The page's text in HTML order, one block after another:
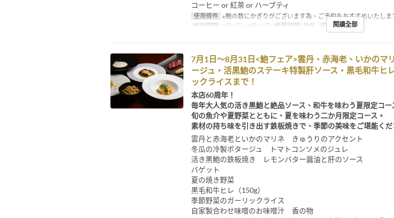
コーヒー or 紅茶 or ハーブティ
使用條件 ※鮑の数にかぎりがございます為、ご予約をおすすめいたしま
有效期限 7月1日 ~ 8月31日 進餐時間 晚餐 座位類別 餐厅
閱讀全部
7月1日～8月31日<鮑フェア>雲丹、赤海老、いかのマ
ージュ・活黒鮑のステーキ特製肝ソース・黒毛和牛ヒ
ックライスまで！
本店60周年！
毎年大人気の活き黒鮑と絶品ソース、和牛を味わう夏限定コー
旬の魚介や夏野菜とともに、夏を味わう二か月限定コース。
素材の持ち味を引き出す鉄板焼きで、季節の美味をご堪能くだ
雲丹と赤海老といかのマリネ きゅうりのアクセント
冬瓜の冷製ポタージュ トマトコンソメのジュレ
活き黒鮑の鉄板焼き レモンバター醤油と肝のソース
バゲット
夏の焼き野菜
黒毛和牛ヒレ（150g）
季節野菜のガーリックライス
自家製合わせ味噌のお味噌汁 香の物